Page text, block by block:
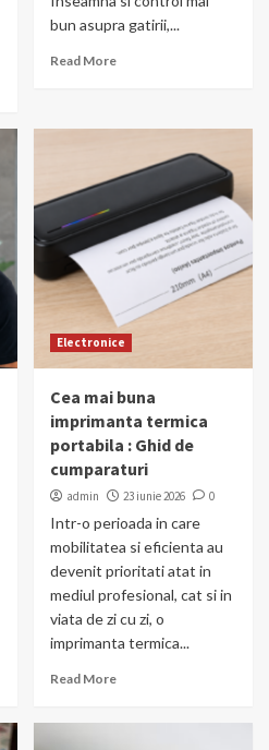
bun asupra gatirii,...
Read More
Electronice
Cea mai buna
imprimanta termica
portabila : Ghid de
cumparaturi
admin 23 iunie 2026 0
Intr-o perioada in care
mobilitatea si eficienta au
devenit prioritati atat in
mediul profesional, cat si in
viata de zi cu zi, o
imprimanta termica...
Read More